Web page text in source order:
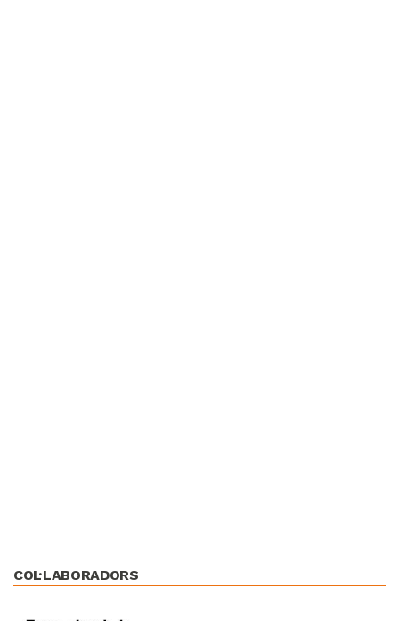
COL·LABORADORS